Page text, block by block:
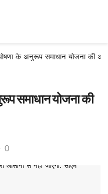
के अनुरूप समाधान योजना की
समाधान योजना की
0